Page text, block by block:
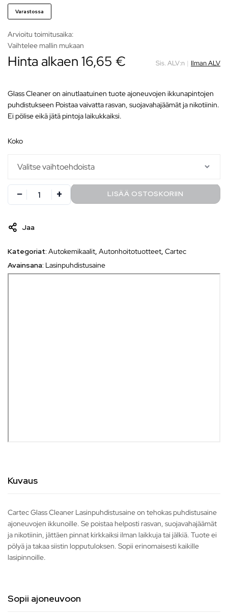
Varastossa
Arvioitu toimitusaika:
Vaihtelee mallin mukaan
Hinta alkaen 16,65 € Sis. ALV:n | Ilman ALV
Glass Cleaner on ainutlaatuinen tuote ajoneuvojen ikkunapintojen
puhdistukseen Poistaa vaivatta rasvan, suojavahajäämät ja nikotiinin.
Ei pölise eikä jätä pintoja laikukkaiksi.
koko
LISÄÄ OSTOSKORIIN
Jaa
Kategoriat: Autokemikaalit, Autonhoitotuotteet, Cartec
Avainsana: Lasinpuhdistusaine
Kuvaus
Cartec Glass Cleaner Lasinpuhdistusaine on tehokas puhdistusaine
ajoneuvojen ikkunoille. Se poistaa helposti rasvan, suojavahajäämät
ja nikotiinin, jättäen pinnat kirkkaiksi ilman laikkuja tai jälkiä. Tuote ei
pölyä ja takaa siistin lopputuloksen. Sopii erinomaisesti kaikille
lasipinnoille.
Sopii ajoneuvoon